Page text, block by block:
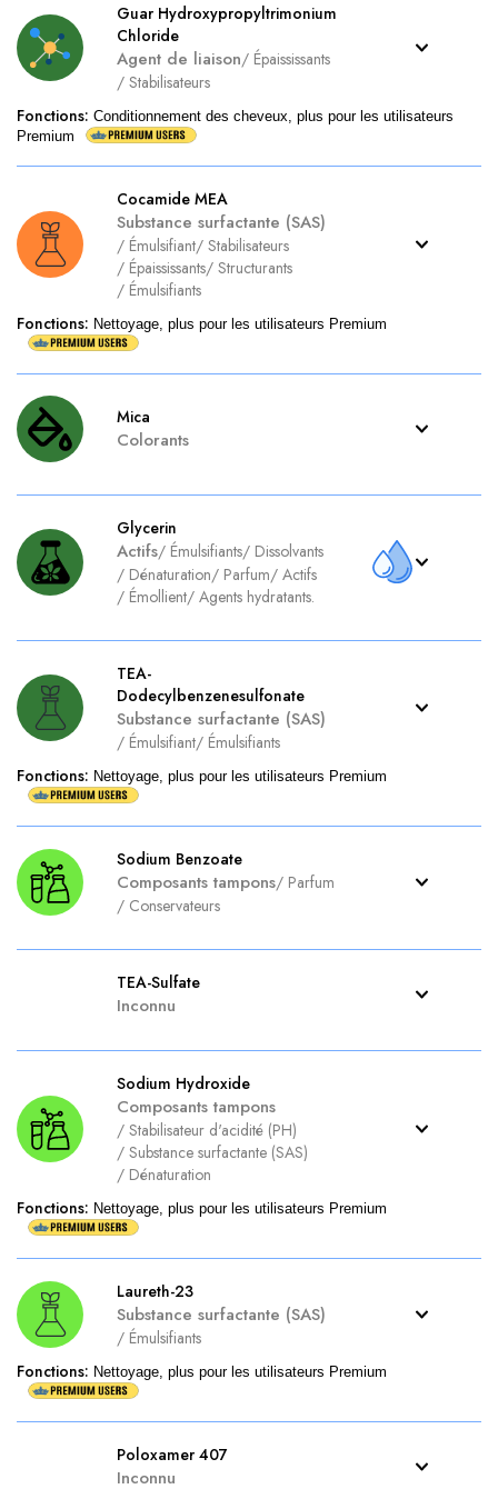
Guar Hydroxypropyltrimonium
Chloride
Agent de liaison/ Épaississants
/ Stabilisateurs
Fonctions: Conditionnement des cheveux, plus pour les utilisateurs
Premium
Cocamide MEA
Substance surfactante (SAS)
/ Émulsifiant/ Stabilisateurs
/ Épaississants/ Structurants
/ Émulsifiants
Fonctions: Nettoyage, plus pour les utilisateurs Premium
Mica
Colorants
Glycerin
Actifs/ Émulsifiants/ Dissolvants
/ Dénaturation/ Parfum/ Actifs
/ Émollient/ Agents hydratants.
TEA-
Dodecylbenzenesulfonate
Substance surfactante (SAS)
/ Émulsifiant/ Émulsifiants
Fonctions: Nettoyage, plus pour les utilisateurs Premium
Sodium Benzoate
Composants tampons/ Parfum
/ Conservateurs
TEA-Sulfate
Inconnu
Sodium Hydroxide
Composants tampons
/ Stabilisateur d'acidité (PH)
/ Substance surfactante (SAS)
/ Dénaturation
Fonctions: Nettoyage, plus pour les utilisateurs Premium
Laureth-23
Substance surfactante (SAS)
/ Émulsifiants
Fonctions: Nettoyage, plus pour les utilisateurs Premium
Poloxamer 407
Inconnu